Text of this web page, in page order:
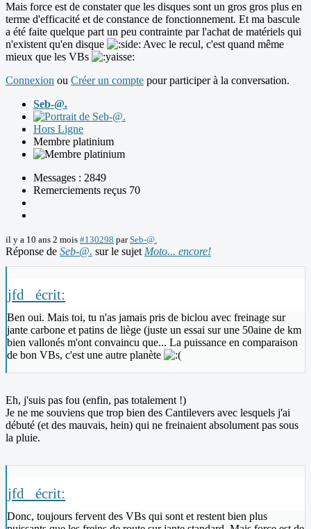
Mais force est de constater que les disques sont un gros gros plus en
terme d'efficacité et de constance de fonctionnement. Et ma bascule
a été faite quelque part un peu contrainte par l'achat de matériels qui
n'existent qu'en disque
Avec le recul, c'est quand même
mieux que les VBs
Connexion ou Créer un compte pour participer à la conversation.
Seb-@.
Hors Ligne
Membre platinium
Messages : 2849
Remerciements reçus 70
il y a 10 ans 2 mois #130298 parSeb-@.
Réponse de Seb-@. sur le sujet Moto... encore!
jfd_ écrit:
Ben oui. Mais toi, tu n'as jamais pris de biclou avec freinage sur
jante carbone et patins de liège (juste un essai sur une 50aine de km
bien vallonés m'ont convaincu que... La puissance en comparaison
de bon VBs, c'est une autre planète
Eh, j'suis pas fou (enfin, pas totalement !)
Je ne me souviens que trop bien des Cantilevers avec lesquels j'ai
débuté (et des mauvais, hein) qui ne freinaient absolument pas sous
la pluie.
jfd_ écrit:
Donc, toujours fervent des VBs qui sont et restent bien plus